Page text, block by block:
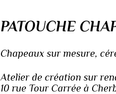
PATOUCHE
Chapeaux sur mesure,
Atelier de création sur
10 rue Tour Carrée à